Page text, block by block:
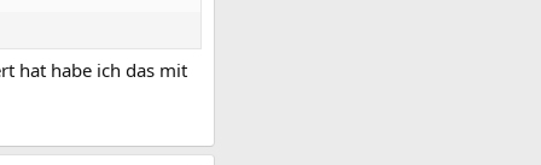
hat habe ich das mit